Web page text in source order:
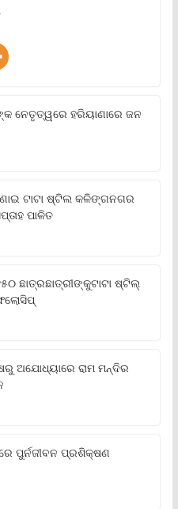
ନେତୃତ୍ୱରେ ହରିୟାଣାରେ ଜନ
ଟାଟା ଷ୍ଟିଲ କଳିଙ୍ଗନଗର
ପାଳିତ
ଛାତ୍ରଛାତ୍ରୀଙ୍କୁଟାଟା ଷ୍ଟିଲ୍
ଅଯୋଧ୍ୟାରେ ରାମ ମନ୍ଦିର
ପୁର୍ନଜୀବନ ପ୍ରଶିକ୍ଷଣ